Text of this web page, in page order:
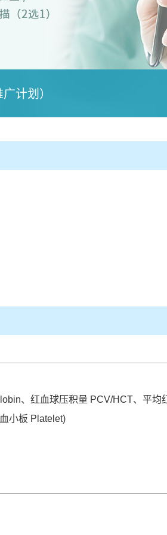
计划）
、红血球压积量 PCV/HCT、平
小板 Platelet)